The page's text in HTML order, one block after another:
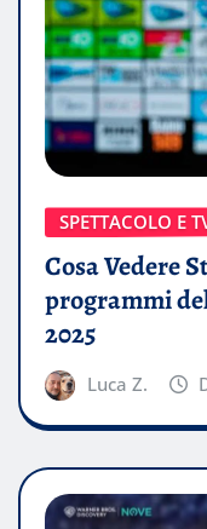
SPETTACOLO E
Cosa Vedere
programmi
2025
Luca Z.